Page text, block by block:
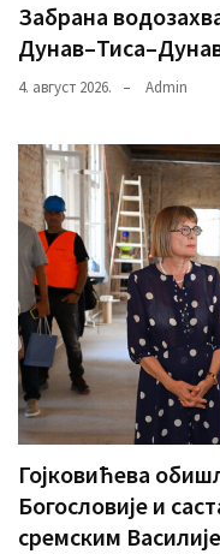
Забрана
4. август 2026. Admin
Гојковићева
Богословије и
сремским